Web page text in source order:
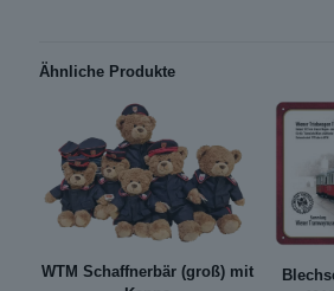
Ähnliche Produkte
WTM Schaffnerbär (groß) mit